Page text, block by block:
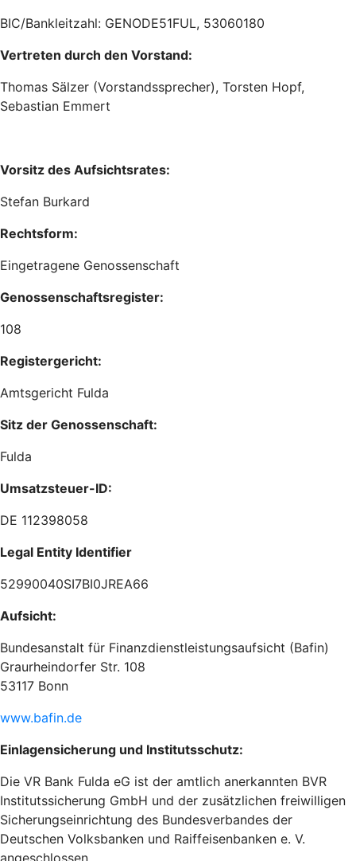
BIC/Bankleitzahl: GENODE51FUL, 53060180
Vertreten durch den Vorstand:
Thomas Sälzer (Vorstandssprecher), Torsten Hopf,
Sebastian Emmert
Vorsitz des Aufsichtsrates:
Stefan Burkard
Rechtsform:
Eingetragene Genossenschaft
Genossenschaftsregister:
108
Registergericht:
Amtsgericht Fulda
Sitz der Genossenschaft:
Fulda
Umsatzsteuer-ID:
DE 112398058
Legal Entity Identifier
52990040SI7BI0JREA66
Aufsicht:
Bundesanstalt für Finanzdienstleistungsaufsicht (Bafin)
Graurheindorfer Str. 108
53117 Bonn
www.bafin.de
Einlagensicherung und Institutsschutz:
Die VR Bank Fulda eG ist der amtlich anerkannten BVR
Institutssicherung GmbH und der zusätzlichen freiwilligen
Sicherungseinrichtung des Bundesverbandes der
Deutschen Volksbanken und Raiffeisenbanken e. V.
angeschlossen.